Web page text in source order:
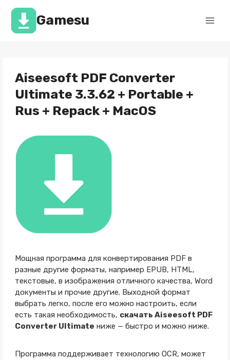
Перейти
содержимомуGamesu
Aiseesoft PDF Converter
Ultimate 3.3.62 + Portable +
Rus + Repack + MacOS
Мощная программа для конвертирования PDF в
разные другие форматы, например EPUB, HTML,
текстовые, в изображения отличного качества, Word
документы и прочие другие. Выходной формат
выбрать легко, после его можно настроить, если
есть такая необходимость, скачать Aiseesoft PDF
Converter Ultimate ниже — быстро и можно ниже.
Программа поддерживает технологию OCR, может